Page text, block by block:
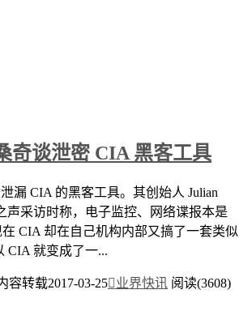
奇谈泄密 CIA 黑客工具
漏 CIA 的黑客工具。其创始人 Julian
声采访时称，电子监控、网络谍报本是
CIA 却在自己机构内部又搞了一套类似
CIA 就变成了一...
容转载2017-03-25业界快讯 阅读(3608)